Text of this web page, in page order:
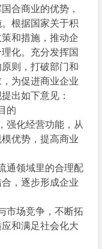
合商业的优势，
根据国家关于积
和措施，推动企
化。充分发挥国
则，打破部门和
为促进商业企业
出如下意见：
的
化经营功能，从
优势，提高商业
通领域里的合理配
，逐步形成企业
场竞争，不断拓
和满足社会化大